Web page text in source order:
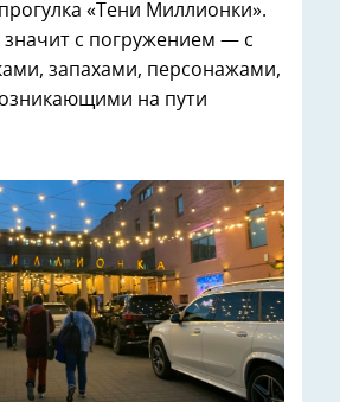
«Тени Миллионки».
с погружением — с
запахами, персонажами,
на пути